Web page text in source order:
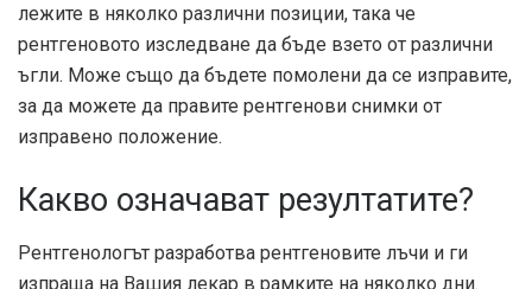
лежите в няколко различни позиции, така че
рентгеновото изследване да бъде взето от различни
ъгли. Може също да бъдете помолени да се изправите,
за да можете да правите рентгенови снимки от
изправено положение.
Какво означават резултатите?
Рентгенологът разработва рентгеновите лъчи и ги
изпраща на Вашия лекар в рамките на няколко дни.